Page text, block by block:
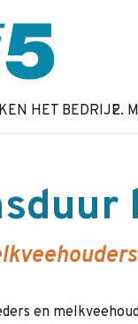
HET BEDRIJF2.
en